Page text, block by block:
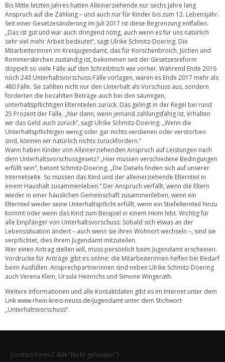
Bis Mitte letzten Jahres hatten Alleinerziehende nur sechs Jahre lang
Anspruch auf die Zahlung – und auch nur für Kinder bis zum 12. Lebensjahr.
Seit einer Gesetzesänderung im Juli 2017 ist diese Begrenzung entfallen.
„Das ist gut und war auch dringend nötig, auch wenn es für uns natürlich
sehr viel mehr Arbeit bedeutet“, sagt Ulrike Schmitz-Doering. Die
Mitarbeiterinnen im Kreisjugendamt, das für Korschenbroich, Jüchen und
Rommerskirchen zuständig ist, bekommen seit der Gesetzesreform
doppelt so viele Fälle auf den Schreibtisch wie vorher. Während Ende 2016
noch 243 Unterhaltsvorschuss-Fälle vorlagen, waren es Ende 2017 mehr als
480 Fälle. Sie zahlten nicht nur den Unterhalt als Vorschuss aus, sondern
forderten die bezahlten Beträge auch bei den säumigen,
unterhaltspflichtigen Elternteilen zurück. Das gelingt in der Regel bei rund
25 Prozent der Fälle. „Nur dann, wenn jemand zahlungsfähig ist, erhalten
wir das Geld auch zurück“, sagt Ulrike Schmitz-Doering. „Wenn die
Unterhaltspflichtigen wenig oder gar nichts verdienen oder verstorben
sind, können wir natürlich nichts zurückfordern.“
Wann haben Kinder von Alleinerziehenden Anspruch auf Leistungen nach
dem Unterhaltsvorschussgesetz? „Hier müssen verschiedene Bedingungen
erfüllt sein“, betont Schmitz-Doering. „Die Details finden sich auf unserer
Internetseite. So müssen das Kind und der alleinerziehende Elternteil in
einem Haushalt zusammenleben.“ Der Anspruch verfällt, wenn die Eltern
wieder in einer häuslichen Gemeinschaft zusammenleben, wenn ein
Elternteil wieder seine Unterhaltspflicht erfüllt, wenn ein Stiefelternteil hinzu
kommt oder wenn das Kind zum Beispiel in einem Heim lebt. Wichtig für
alle Empfänger von Unterhaltsvorschuss: Sobald sich etwas an der
Lebenssituation ändert – auch wenn sie ihren Wohnort wechseln –, sind sie
verpflichtet, dies ihrem Jugendamt mitzuteilen.
Wer einen Antrag stellen will, muss persönlich beim Jugendamt erscheinen.
Vordrucke für Anträge gibt es online; die Mitarbeiterinnen helfen bei Bedarf
beim Ausfüllen. Ansprechpartnerinnen sind neben Ulrike Schmitz-Doering
auch Verena Klein, Ursula Heinrichs und Simone Wingerath.
Weitere Informationen und alle Kontaktdaten gibt es im Internet unter dem
Linkwww.rhein-kreis-neuss.de/jugendamt unter dem Stichwort
„Unterhaltsvorschuss“.
[contact-form-7 404 "Nicht gefunden"]